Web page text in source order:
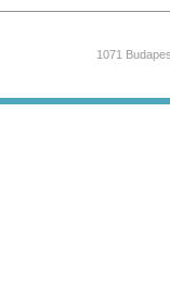
1071